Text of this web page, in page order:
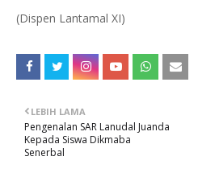
(Dispen Lantamal XI)
LEBIH LAMA
Pengenalan SAR Lanudal Juanda
Kepada Siswa Dikmaba
Senerbal